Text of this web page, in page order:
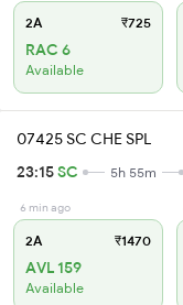
2A ₹725
RAC 6
Available
07425 SC CHE SPL
23:15SC 5h 55m
6 min ago
2A ₹1470
AVL 159
Available